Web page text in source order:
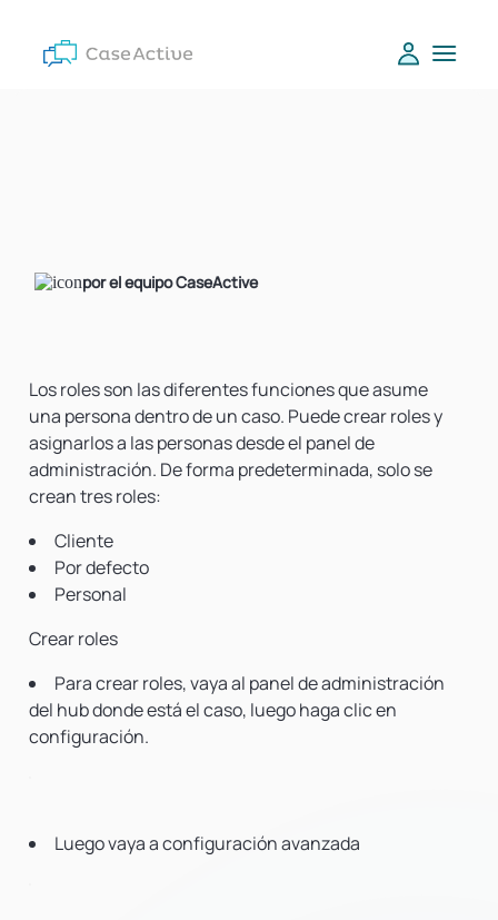
por el equipo CaseActive
Los roles son las diferentes funciones que asume
una persona dentro de un caso. Puede crear roles y
asignarlos a las personas desde el panel de
administración. De forma predeterminada, solo se
crean tres roles:
Cliente
Por defecto
Personal
Crear roles
Para crear roles, vaya al panel de administración
del hub donde está el caso, luego haga clic en
configuración.
Luego vaya a configuración avanzada